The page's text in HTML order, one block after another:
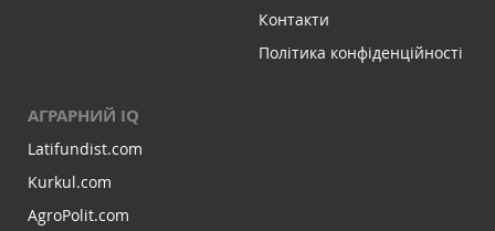
Контакти
Політика конфіденційності
АГРАРНИЙ IQ
Latifundist.com
Kurkul.com
AgroPolit.com